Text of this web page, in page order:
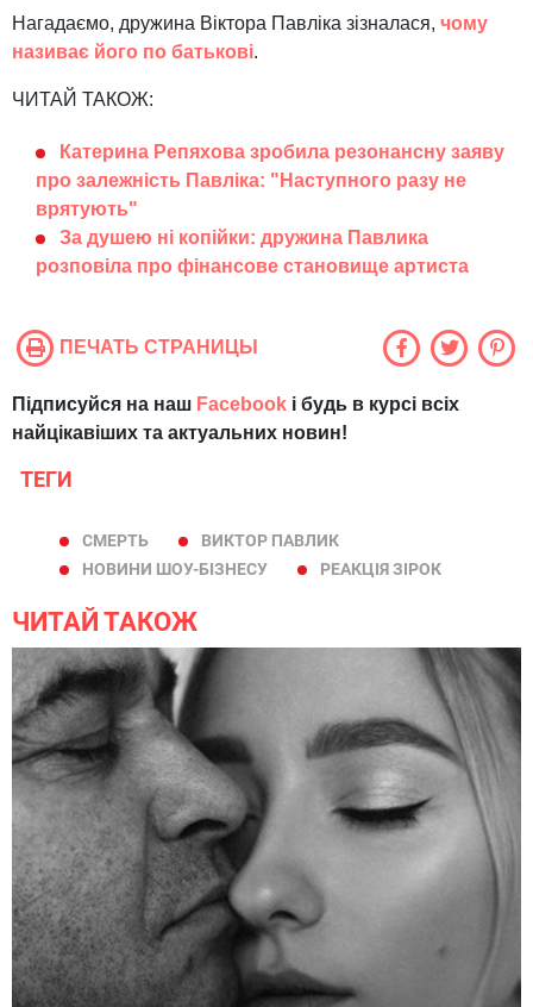
Нагадаємо, дружина Віктора Павліка зізналася, чому
називає його по батькові.
ЧИТАЙ ТАКОЖ:
Катерина Репяхова зробила резонансну заяву
про залежність Павліка: "Наступного разу не
врятують"
За душею ні копійки: дружина Павлика
розповіла про фінансове становище артиста
ПЕЧАТЬ СТРАНИЦЫ
Підписуйся на наш Facebook і будь в курсі всіх
найцікавіших та актуальних новин!
ТЕГИ
СМЕРТЬ
ВИКТОР ПАВЛИК
НОВИНИ ШОУ-БІЗНЕСУ
РЕАКЦІЯ ЗІРОК
ЧИТАЙ ТАКОЖ